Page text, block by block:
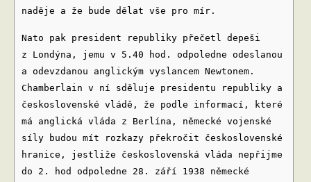
naděje a že bude dělat vše pro mír.
Nato pak president republiky přečetl depeši
z Londýna, jemu v 5.40 hod. odpoledne odeslanou
a odevzdanou anglickým vyslancem Newtonem.
Chamberlain v ní sděluje presidentu republiky a
československé vládě, že podle informací, které
má anglická vláda z Berlína, německé vojenské
síly budou mít rozkazy překročit československé
hranice, jestliže československá vláda nepřijme
do 2. hod odpoledne 28. září 1938 německé